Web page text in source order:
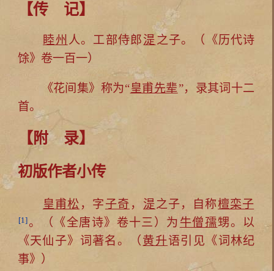
【传 记】
睦州 人。工部侍郎湜 之子。（《历代诗
馀》卷一百一）
《花间集》称为“皇甫先辈”，录其词十二
首。
【附 录】
初版作者小传
皇甫松 ，字子奇 ， 湜之子，自称檀栾子
[1] 。（《全唐诗》卷十三）为 牛僧孺甥。以
《天仙子》词著名。（ 黄升语引见《词林纪
事》）